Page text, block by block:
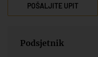
POŠALJITE UPIT
Podsjetnik